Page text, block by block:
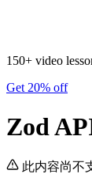
150+ video
Get 20% off
Zod
此内容尚不